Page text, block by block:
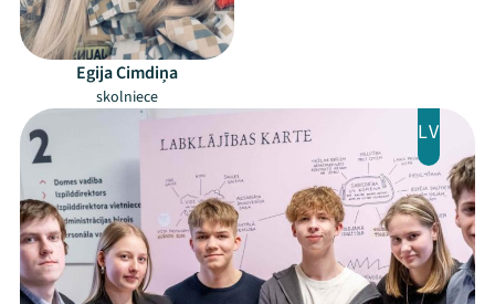
Veikals
Kontakti
Egija Cimdiņa
skolniece
LV